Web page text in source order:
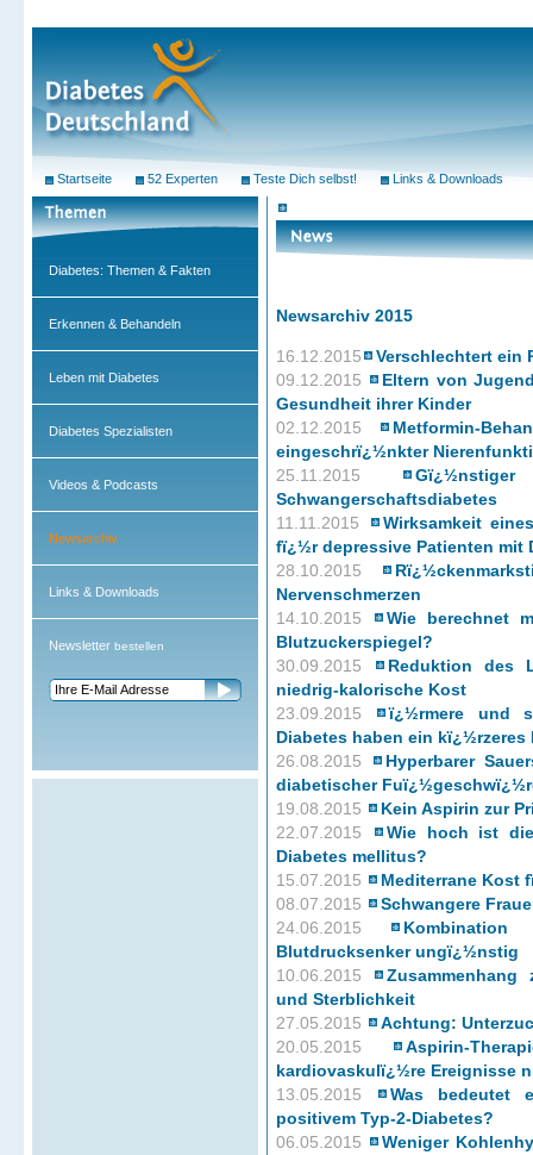
Newsarchiv 2015
16.12.2015
Verschlechtert ein
09.12.2015
Eltern von
Gesundheit ihrer Kinder
02.12.2015
Metformin-
eingeschrï¿½nkter
25.11.2015
Schwangerschaftsdiabetes
11.11.2015
Wirksamkeit
fï¿½r depressive Patienten mit
28.10.2015
Nervenschmerzen
14.10.2015
Wie berechnet
Blutzuckerspiegel?
30.09.2015
Reduktion des
niedrig-kalorische Kost
23.09.2015
ï¿½rmere und
Diabetes haben ein kï¿½rzeres
26.08.2015
Hyperbarer
diabetischer
19.08.2015
Kein Aspirin zur
22.07.2015
Wie hoch ist
Diabetes mellitus?
15.07.2015
Mediterrane Kost
08.07.2015
Schwangere
24.06.2015
Blutdrucksenker ungï¿½nstig
10.06.2015
Zusammenhang
und Sterblichkeit
27.05.2015
Achtung:
20.05.2015
Aspirin-
kardiovaskulï¿½re Ereignisse
13.05.2015
Was bedeutet
positivem Typ-2-Diabetes?
06.05.2015
Weniger
Diabetes: Themen & Fakten
Erkennen & Behandeln
Leben mit Diabetes
Diabetes Spezialisten
Videos & Podcasts
Newsarchiv
Links & Downloads
Newsletter bestellen
Startseite 52 Experten Teste Dich selbst! Links & Downloads